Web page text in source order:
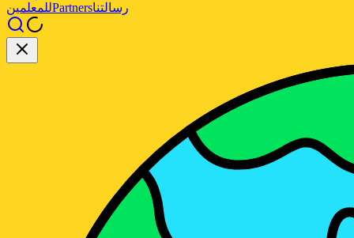
للمعلمينPartnersرسالتنا